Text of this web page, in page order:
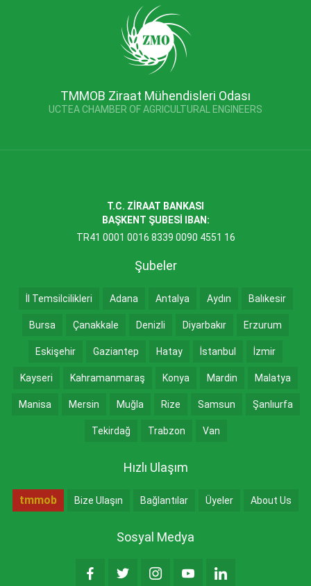
TMMOB Ziraat Mühendisleri Odası
UCTEA CHAMBER OF AGRICULTURAL ENGINEERS
T.C. ZİRAAT BANKASI
BAŞKENT ŞUBESİ IBAN:
TR41 0001 0016 8339 0090 4551 16
Şubeler
İl Temsilcilikleri Adana Antalya Aydın Balıkesir
Bursa Çanakkale Denizli Diyarbakır Erzurum
Eskişehir Gaziantep Hatay İstanbul İzmir
Kayseri Kahramanmaraş Konya Mardin Malatya
Manisa Mersin Muğla Rize Samsun Şanlıurfa
Tekirdağ Trabzon Van
Hızlı Ulaşım
tmmob Bize Ulaşın Bağlantılar Üyeler About Us
Sosyal Medya